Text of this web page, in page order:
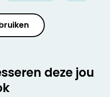
deze jou